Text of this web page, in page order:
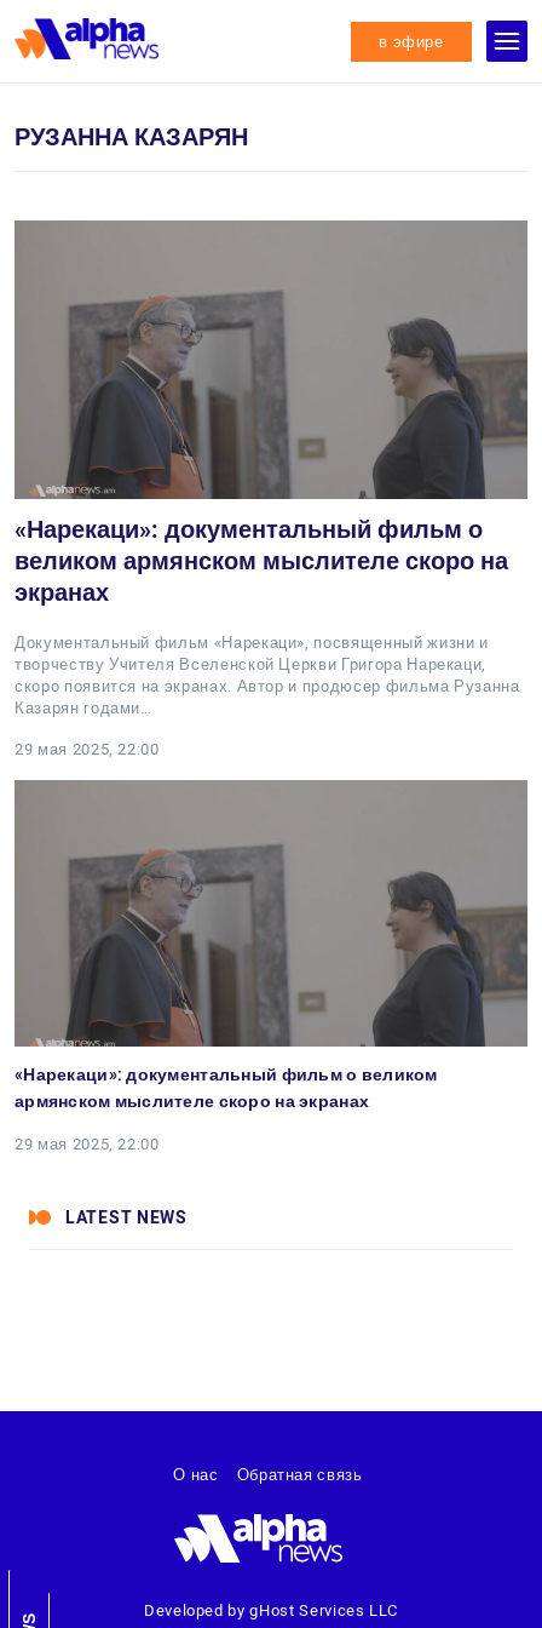
в эфире
РУЗАННА КАЗАРЯН
«Нарекаци»: документальный фильм о
великом армянском мыслителе скоро на
экранах
Документальный фильм «Нарекаци», посвященный жизни и
творчеству Учителя Вселенской Церкви Григора Нарекаци,
скоро появится на экранах. Автор и продюсер фильма Рузанна
Казарян годами…
29 мая 2025, 22:00
«Нарекаци»: документальный фильм о великом
армянском мыслителе скоро на экранах
29 мая 2025, 22:00
LATEST NEWS
Developed by gHost Services LLC
О нас Обратная связь